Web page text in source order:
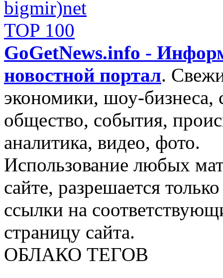
GoGetNews.info -
новостной портал.
экономики, шоу-бизнеса,
общество, события,
аналитика, видео, фото.
Использование любых
сайте, разрешается
ссылки на
страницу сайта.
ОБЛАКО ТЕГОВ